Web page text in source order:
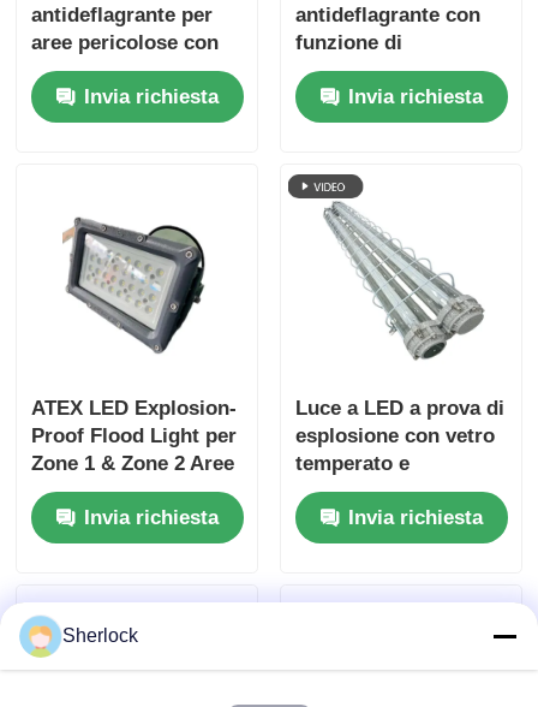
antideflagrante per
aree pericolose con
protezione IP66 e
ingresso di tensione
ampia 100-277VAC
Invia richiesta
antideflagrante con
funzione di
protezione IP66 per
aree pericolose
Invia richiesta
ATEX LED Explosion-
Proof Flood Light per
Zone 1 & Zone 2 Aree
Pericolose
Invia richiesta
Luce a LED a prova di
esplosione con vetro
temperato e
anticorrosione per
zone industriali
pericolose
Invia richiesta
Sherlock